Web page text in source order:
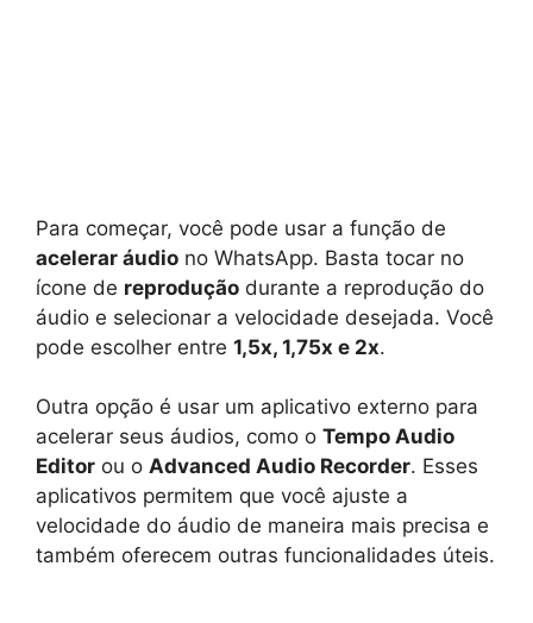
Para começar, você pode usar a função de
acelerar áudio no WhatsApp. Basta tocar no
ícone de reprodução durante a reprodução do
áudio e selecionar a velocidade desejada. Você
pode escolher entre 1,5x, 1,75x e 2x.
Outra opção é usar um aplicativo externo para
acelerar seus áudios, como o Tempo Audio
Editor ou o Advanced Audio Recorder. Esses
aplicativos permitem que você ajuste a
velocidade do áudio de maneira mais precisa e
também oferecem outras funcionalidades úteis.